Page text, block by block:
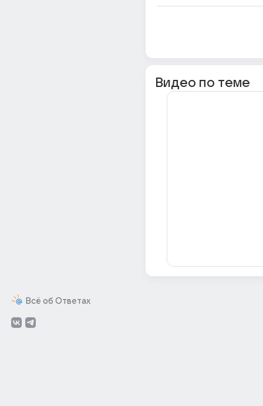
Всё об Ответах
Видео по теме